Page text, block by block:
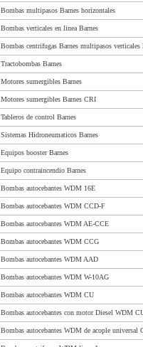
Bombas multipasos Barnes horizontales
Bombas verticales en linea Barnes
Bombas centrifugas Barnes multipasos
Tractobombas Barnes
Motores sumergibles Barnes
Motores sumergibles Barnes CRI
Tableros de control Barnes
Sistemas Hidroneumaticos Barnes
Equipos booster Barnes
Equipo contraincendio Barnes
Bombas autocebantes WDM 16E
Bombas autocebantes WDM CCD-F
Bombas autocebantes WDM AE-CCE
Bombas autocebantes WDM CCG
Bombas autocebantes WDM AAD
Bombas autocebantes WDM W-10AG
Bombas autocebantes WDM CU
Bombas autocebantes con motor Diesel WDM
Bombas autocebantes WDM de acople universal